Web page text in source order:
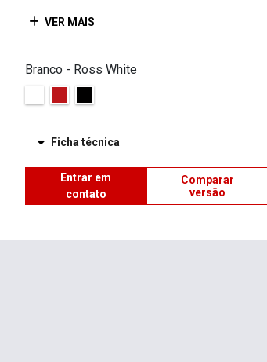
VER MAIS
Branco - Ross White
Ficha técnica
Entrar em
contato
Comparar
versão